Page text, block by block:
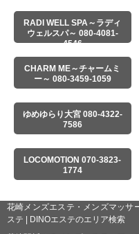
RADI WELL SPA～ラディ
ウェルスパ～ 080-4081-
4546
CHARM ME～チャームミ
ー～ 080-3459-1059
ゆめゆらり大宮 080-4322-
7586
LOCOMOTION 070-3823-
1774
花崎メンズエステ・メンズマッサ
ステ | DINOエステのエリア検索